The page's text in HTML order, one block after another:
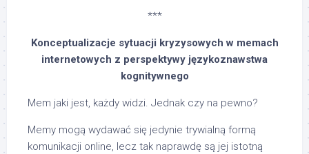
***
Konceptualizacje sytuacji kryzysowych w memach
internetowych z perspektywy językoznawstwa
kognitywnego
Mem jaki jest, każdy widzi. Jednak czy na pewno?
Memy mogą wydawać się jedynie trywialną formą
komunikacji online, lecz tak naprawdę są jej istotną